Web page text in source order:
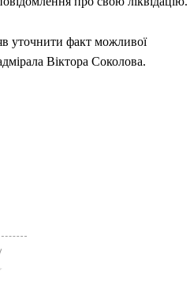
уточнити факт можливої
Віктора Соколова.